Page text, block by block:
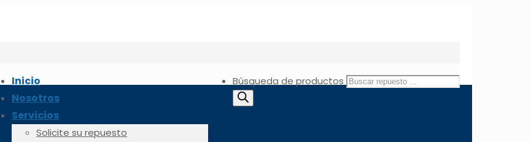
Inicio
Nosotros
Servicios
Solicite su repuesto
Búsqueda de productos